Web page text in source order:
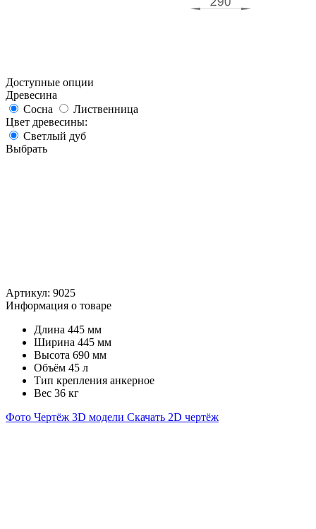
Доступные опции
Древесина
Сосна
Лиственница
Цвет древесины:
Светлый дуб
Выбрать
Артикул: 9025
Информация о товаре
Длина 445 мм
Ширина 445 мм
Высота 690 мм
Объём 45 л
Тип крепления анкерное
Вес 36 кг
Фото Чертёж 3D модели Скачать 2D чертёж